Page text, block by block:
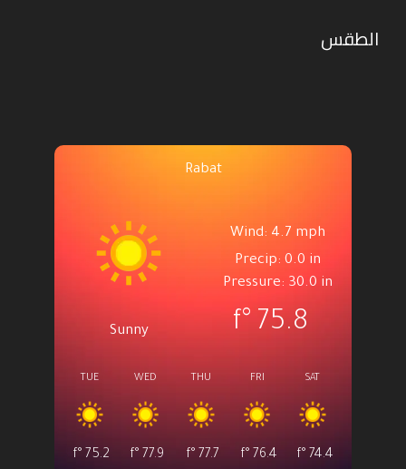
الطقس
Rabat
Sunny
Wind: 4.7 mph
Precip: 0.0 in
Pressure: 30.0 in
75.8
°f
TUE
75.2
°f
WED
77.9
°f
THU
77.7
°f
FRI
76.4
°f
SAT
74.4
°f